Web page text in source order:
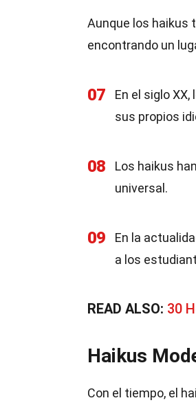
Aunque los haikus
encontrando un
07
En el siglo
sus propios
08 Los haikus
universal.
09
En la
a los
READ ALSO: 30
Haikus
Con el tiempo, el